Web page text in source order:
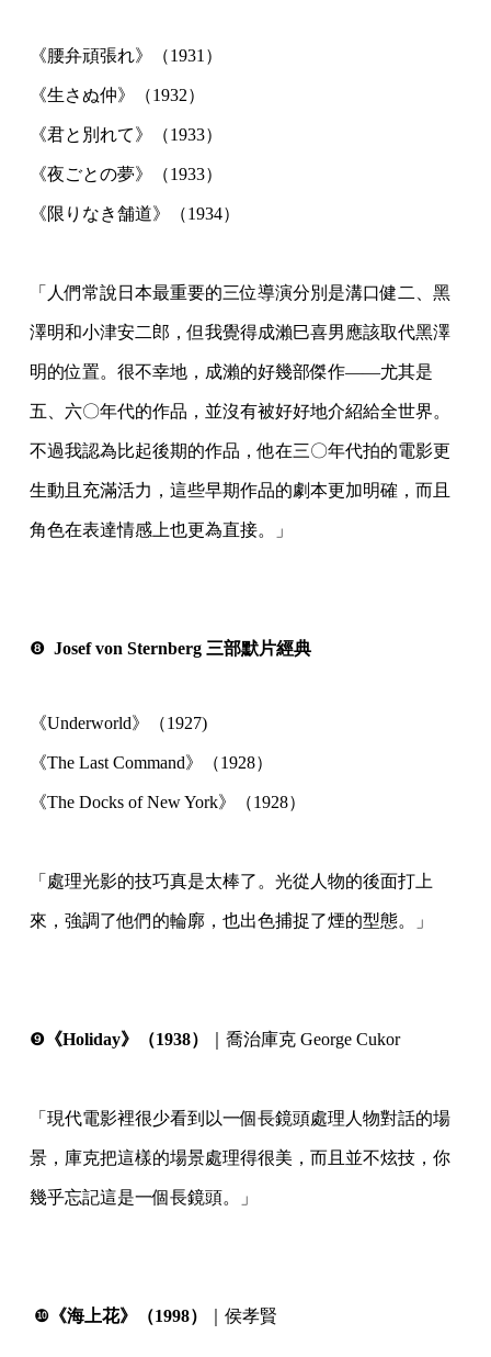
《腰弁頑張れ》（1931）
《生さぬ仲》（1932）
《君と別れて》（1933）
《夜ごとの夢》（1933）
《限りなき舗道》（1934）
「人們常說日本最重要的三位導演分別是溝口健二、黑
澤明和小津安二郎，但我覺得成瀨巳喜男應該取代黑澤
明的位置。很不幸地，成瀨的好幾部傑作——尤其是
五、六〇年代的作品，並沒有被好好地介紹給全世界。
不過我認為比起後期的作品，他在三〇年代拍的電影更
生動且充滿活力，這些早期作品的劇本更加明確，而且
角色在表達情感上也更為直接。」
❽ Josef von Sternberg 三部默片經典
《Underworld》（1927)
《The Last Command》（1928）
《The Docks of New York》（1928）
「處理光影的技巧真是太棒了。光從人物的後面打上
來，強調了他們的輪廓，也出色捕捉了煙的型態。」
❾ 《Holiday》（1938） ｜喬治庫克 George Cukor
「現代電影裡很少看到以一個長鏡頭處理人物對話的場
景，庫克把這樣的場景處理得很美，而且並不炫技，你
幾乎忘記這是一個長鏡頭。」
❿ 《海上花》（1998） ｜侯孝賢